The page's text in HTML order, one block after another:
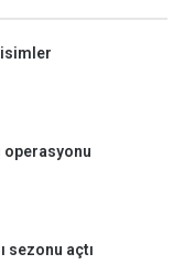
operasyonu
sezonu açtı